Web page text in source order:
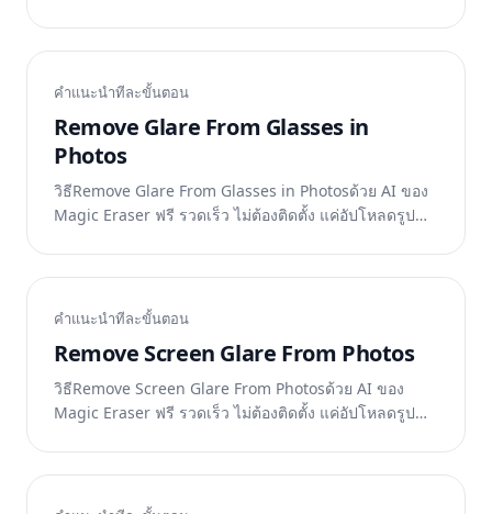
คำแนะนำทีละขั้นตอน
Remove Glare From Glasses in
Photos
วิธีRemove Glare From Glasses in Photosด้วย AI ของ
Magic Eraser ฟรี รวดเร็ว ไม่ต้องติดตั้ง แค่อัปโหลดรูป
คำแนะนำทีละขั้นตอน
Remove Screen Glare From Photos
วิธีRemove Screen Glare From Photosด้วย AI ของ
Magic Eraser ฟรี รวดเร็ว ไม่ต้องติดตั้ง แค่อัปโหลดรูป